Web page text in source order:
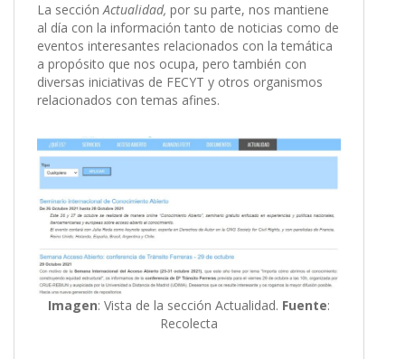
La secciónActualidad, por su parte, nos mantiene
al día con la información tanto de noticias como de
eventos interesantes relacionados con la temática
a propósito que nos ocupa, pero también con
diversas iniciativas de FECYT y otros organismos
relacionados con temas afines.
Imagen: Vista de la sección Actualidad. Fuente:
Recolecta